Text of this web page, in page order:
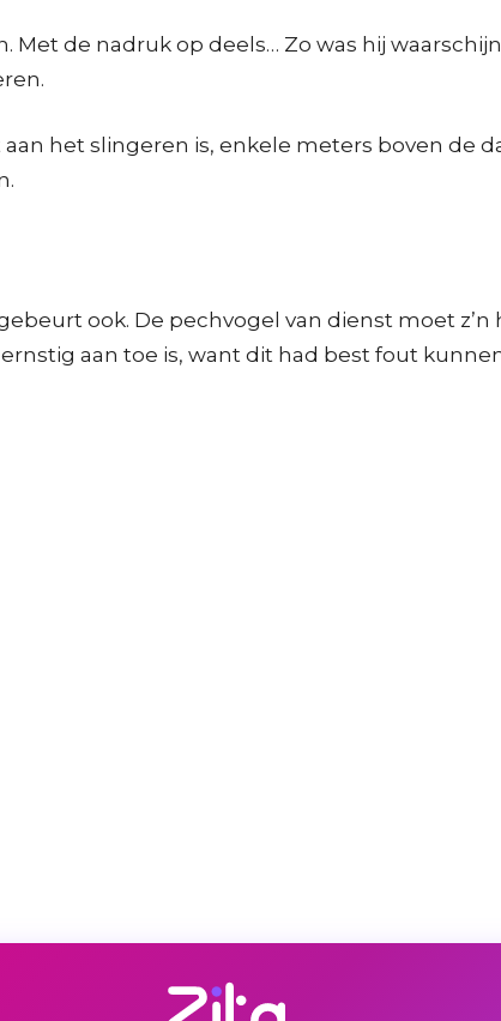
Met de nadruk op deels… Zo was hij
het slingeren is, enkele meters boven de
ook. De pechvogel van dienst moet
aan toe is, want dit had best fout